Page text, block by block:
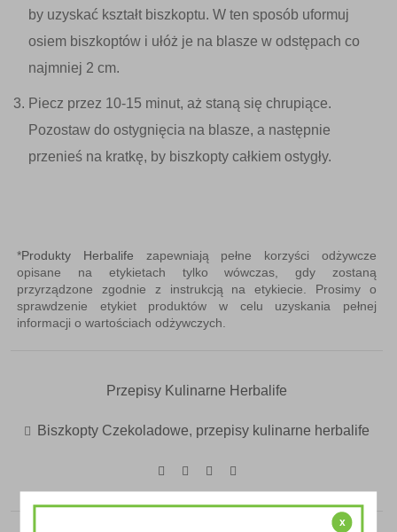
by uzyskać kształt biszkoptu. W ten sposób uformuj
osiem biszkoptów i ułóż je na blasze w odstępach co
najmniej 2 cm.
Piecz przez 10-15 minut, aż staną się chrupiące.
Pozostaw do ostygnięcia na blasze, a następnie
przenieś na kratkę, by biszkopty całkiem ostygły.
*Produkty Herbalife zapewniają pełne korzyści odżywcze
opisane na etykietach tylko wówczas, gdy zostaną
przyrządzone zgodnie z instrukcją na etykiecie. Prosimy o
sprawdzenie etykiet produktów w celu uzyskania pełnej
informacji o wartościach odżywczych.
Przepisy Kulinarne Herbalife
Biszkopty Czekoladowe, przepisy kulinarne herbalife
x